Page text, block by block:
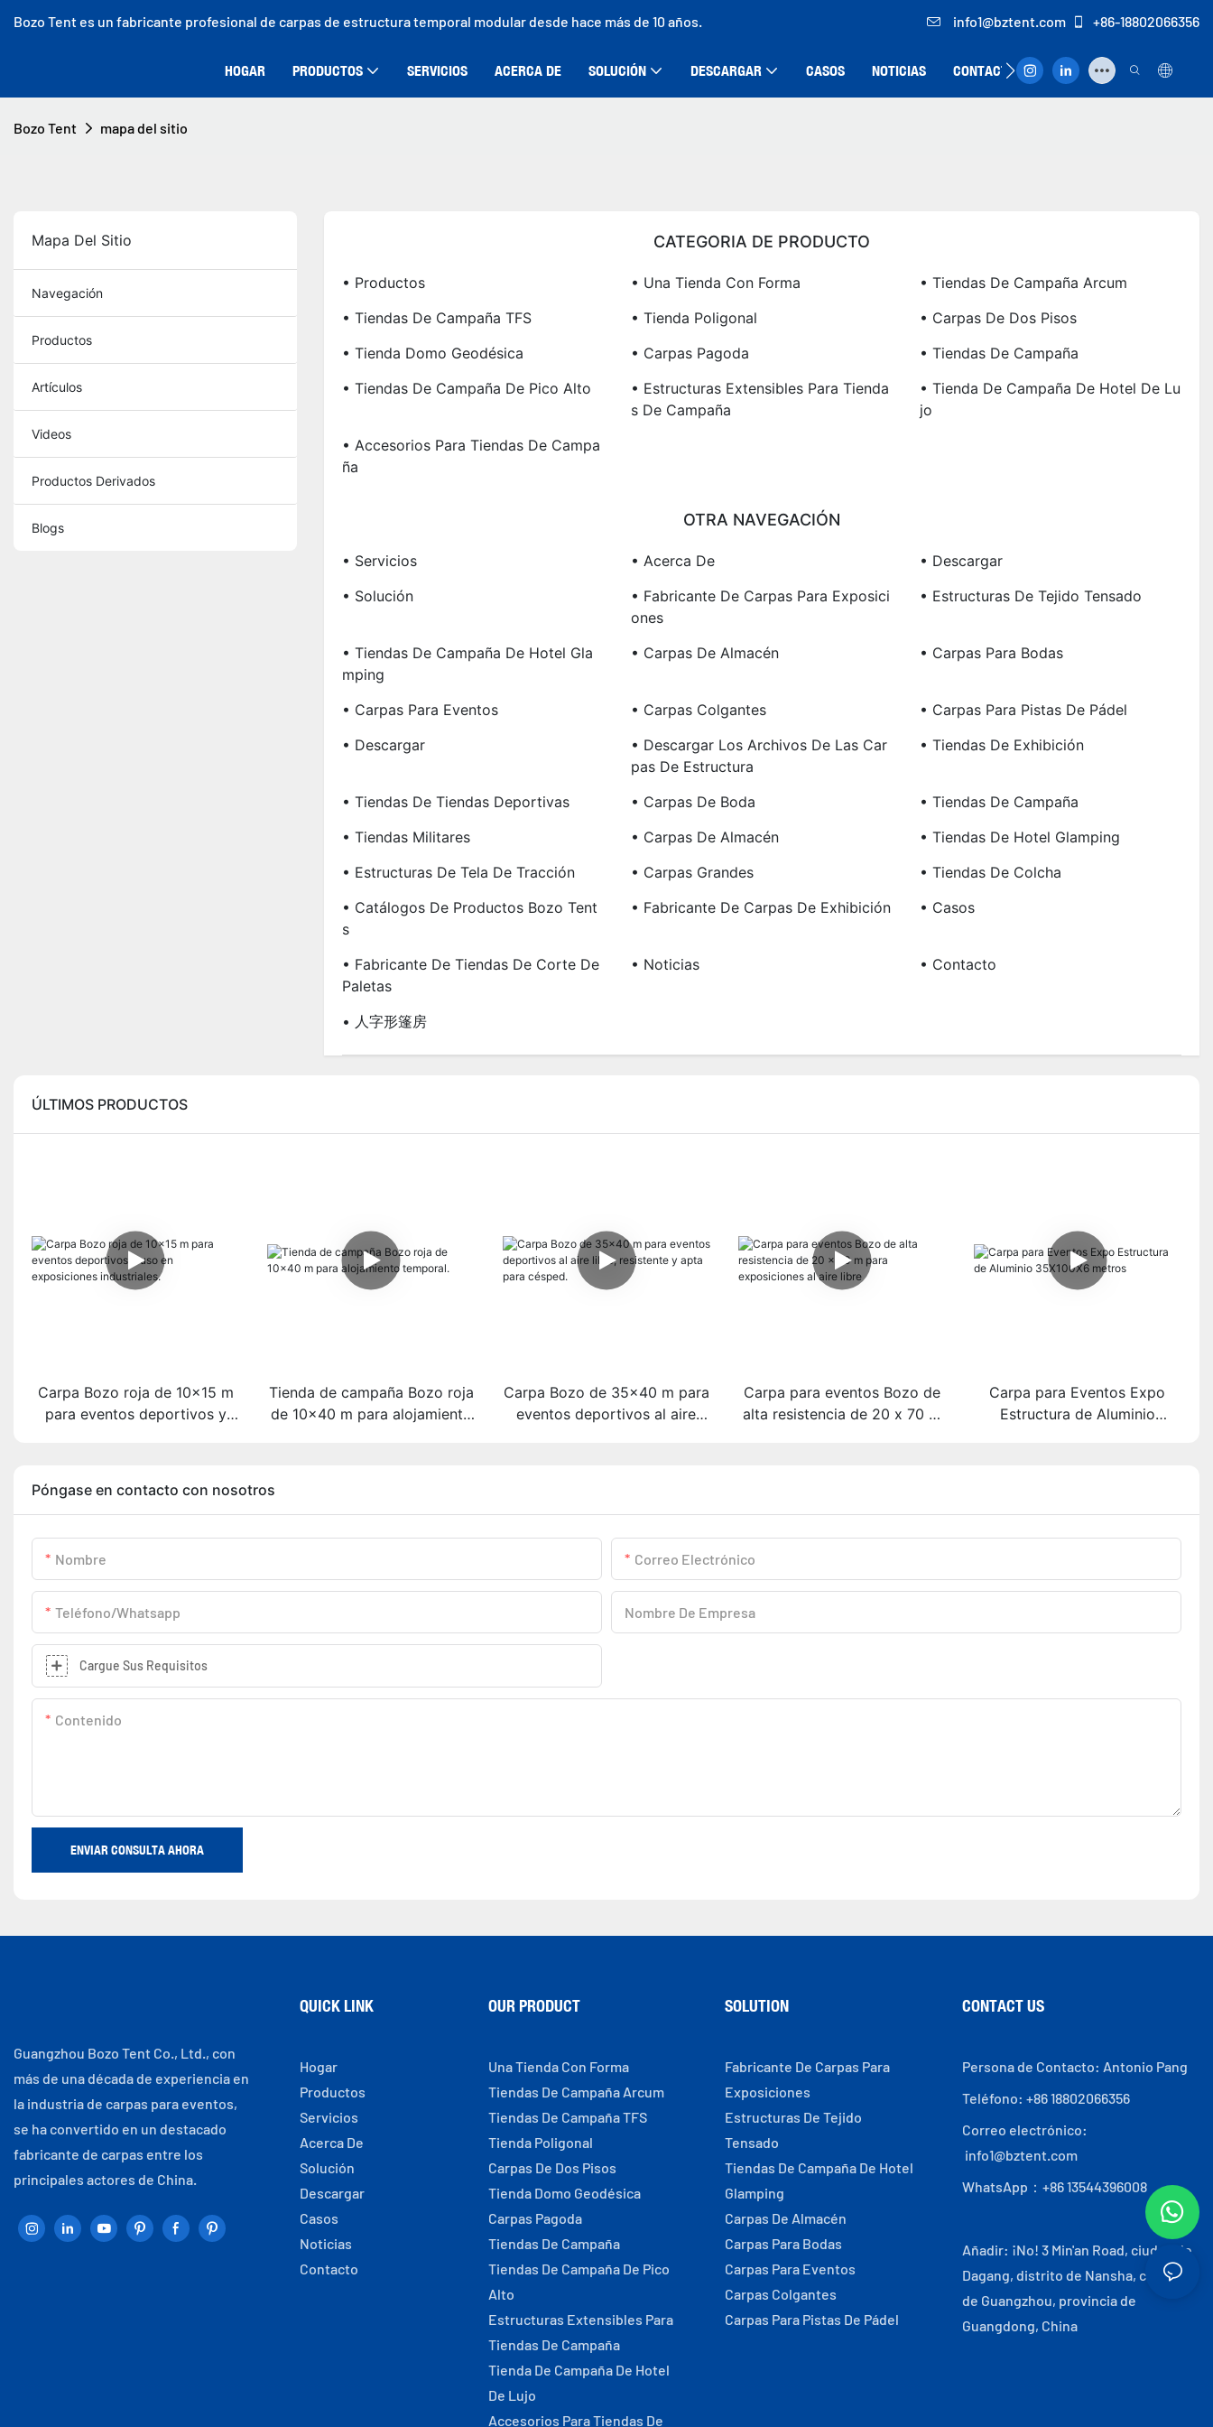
Bozo Tent es un fabricante profesional de carpas de estructura temporal modular desde hace más de 10 años. info1@bztent.com +86-18802066356
HOGAR PRODUCTOS SERVICIOS ACERCA DE SOLUCIÓN DESCARGAR CASOS NOTICIAS CONTACTO
Bozo Tent mapa del sitio
Mapa Del Sitio
Navegación
Productos
Artículos
Videos
Productos Derivados
Blogs
CATEGORIA DE PRODUCTO
• Productos • Una Tienda Con Forma
• Tiendas De Campaña Arcum
• Tiendas De Campaña TFS
• Tienda Poligonal
• Carpas De Dos Pisos
• Tienda Domo Geodésica
• Carpas Pagoda
• Tiendas De Campaña
• Tiendas De Campaña De Pico Alto
• Estructuras Extensibles Para Tienda
S De Campaña
• Tienda De Campaña De Hotel De Lu
Jo
• Accesorios Para Tiendas De Campa
Ña
OTRA NAVEGACIÓN
• Servicios • Acerca De
• Descargar
• Solución
• Fabricante De Carpas Para Exposici
Ones
• Estructuras De Tejido Tensado
• Tiendas De Campaña De Hotel Gla
Mping
• Carpas De Almacén • Carpas Para Bodas
• Carpas Para Eventos • Carpas Colgantes
• Carpas Para Pistas De Pádel
• Descargar
• Descargar Los Archivos De Las Car
Pas De Estructura
• Tiendas De Exhibición
• Tiendas De Tiendas Deportivas • Carpas De Boda
• Tiendas De Campaña
• Tiendas Militares
• Carpas De Almacén
• Tiendas De Hotel Glamping
• Estructuras De Tela De Tracción
• Carpas Grandes
• Tiendas De Colcha
• Catálogos De Productos Bozo Tent
S
• Fabricante De Carpas De Exhibición • Casos
• Fabricante De Tiendas De Corte De
Paletas
• Noticias • Contacto
• 人字形篷房
ÚLTIMOS PRODUCTOS
Carpa Bozo roja de 10x15 m
para eventos deportivos y
Tienda de campaña Bozo roja
de 10x40 m para alojamiento
Carpa Bozo de 35x40 m para
eventos deportivos al aire
Carpa para eventos Bozo de
alta resistencia de 20 x 70 m
Carpa para Eventos Expo
Estructura de Aluminio
Póngase en contacto con nosotros
Nombre Correo Electrónico
Teléfono/whatsapp Nombre De Empresa
Cargue Sus Requisitos
Contenido
ENVIAR CONSULTA AHORA
Guangzhou Bozo Tent Co., Ltd., con
más de una década de experiencia en
la industria de carpas para eventos,
se ha convertido en un destacado
fabricante de carpas entre los
principales actores de China.
QUICK LINK
Hogar
Productos
Servicios
Acerca De
Solución
Descargar
Casos
Noticias
Contacto
OUR PRODUCT
Una Tienda Con Forma
Tiendas De Campaña Arcum
Tiendas De Campaña TFS
Tienda Poligonal
Carpas De Dos Pisos
Tienda Domo Geodésica
Carpas Pagoda
Tiendas De Campaña
Tiendas De Campaña De Pico
Alto
Estructuras Extensibles Para
Tiendas De Campaña
Tienda De Campaña De Hotel
De Lujo
Accesorios Para Tiendas De
SOLUTION
Fabricante De Carpas Para
Exposiciones
Estructuras De Tejido
Tensado
Tiendas De Campaña De Hotel
Glamping
Carpas De Almacén
Carpas Para Bodas
Carpas Para Eventos
Carpas Colgantes
Carpas Para Pistas De Pádel
CONTACT US
Persona de Contacto: Antonio Pang
Teléfono: +86 18802066356
Correo electrónico:
info1@bztent.com
WhatsApp：+86 13544396008
Añadir: ¡No! 3 Min'an Road, ciudad de
Dagang, distrito de Nansha, ciudad
de Guangzhou, provincia de
Guangdong, China